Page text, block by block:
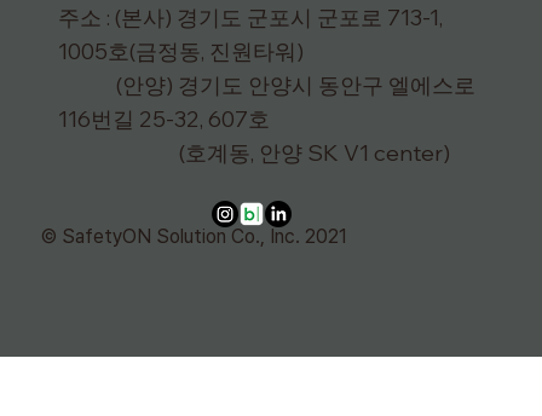
주소 : (본사) 경기도 군포시 군포로 713-1,
1005호(금정동, 진원타워)
(안양) 경기도 안양시 동안구 엘에스로
116번길 25-32, 607호
(호계동, 안양 SK V1 center)
© SafetyON Solution Co., Inc. 2021